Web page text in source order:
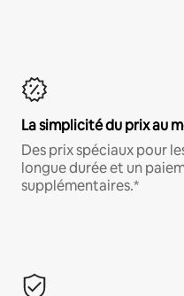
La simplicité du prix au
Des prix spéciaux pour
longue durée et un
supplémentaires.*